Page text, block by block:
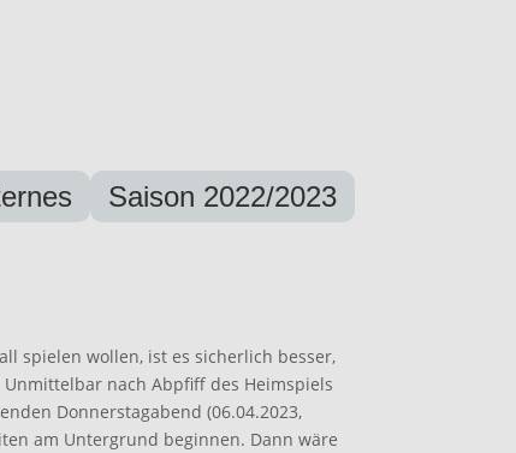
Saison 2022/2023
spielen wollen, ist es sicherlich besser,
nach Abpfiff des Heimspiels
Donnerstagabend (06.04.2023,
am Untergrund beginnen. Dann wäre